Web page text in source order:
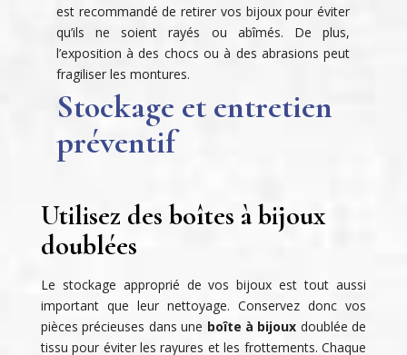
est recommandé de retirer vos bijoux pour éviter
qu’ils ne soient rayés ou abîmés. De plus,
l’exposition à des chocs ou à des abrasions peut
fragiliser les montures.
Stockage et entretien
préventif
Utilisez des boîtes à bijoux
doublées
Le stockage approprié de vos bijoux est tout aussi
important que leur nettoyage. Conservez donc vos
pièces précieuses dans une boîte à bijoux doublée de
tissu pour éviter les rayures et les frottements. Chaque